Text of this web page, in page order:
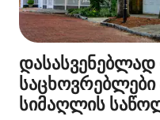
სიმაღლის